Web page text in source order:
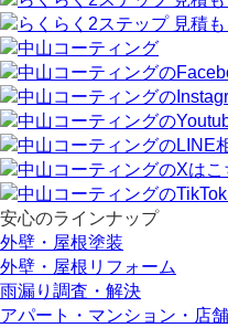
安心のラインナップ
外壁・屋根塗装
外壁・屋根リフォーム
雨漏り調査・解決
アパート・マンション・店